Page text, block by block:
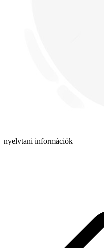
nyelvtani információk